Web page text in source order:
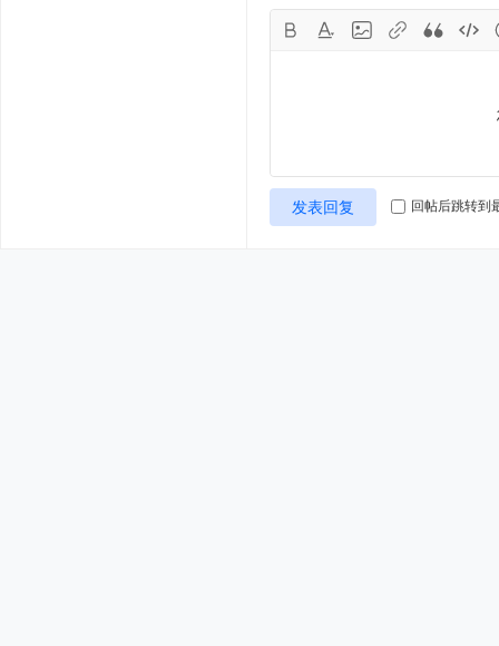
发表回复 回帖后跳转到